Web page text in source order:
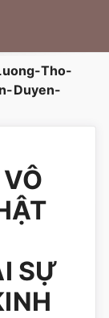
Tho-
Duyen-
SỰ